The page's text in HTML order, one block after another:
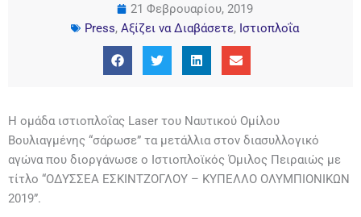
21 Φεβρουαρίου, 2019
Press, Αξίζει να Διαβάσετε, Ιστιοπλοΐα
Η ομάδα ιστιοπλοΐας Laser του Ναυτικού Ομίλου
Βουλιαγμένης “σάρωσε” τα μετάλλια στον διασυλλογικό
αγώνα που διοργάνωσε ο Ιστιοπλοϊκός Όμιλος Πειραιώς με
τίτλο “ΟΔΥΣΣΕΑ ΕΣΚΙΝΤΖΟΓΛΟΥ – ΚΥΠΕΛΛΟ ΟΛΥΜΠΙΟΝΙΚΩΝ
2019”.